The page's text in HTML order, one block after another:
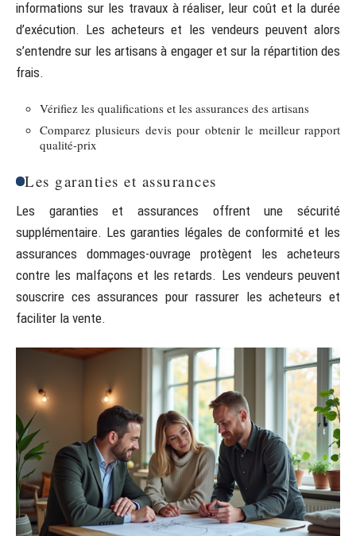
informations sur les travaux à réaliser, leur coût et la durée
d’exécution. Les acheteurs et les vendeurs peuvent alors
s’entendre sur les artisans à engager et sur la répartition des
frais.
Vérifiez les qualifications et les assurances des artisans
Comparez plusieurs devis pour obtenir le meilleur rapport
qualité-prix
Les garanties et assurances
Les garanties et assurances offrent une sécurité
supplémentaire. Les garanties légales de conformité et les
assurances dommages-ouvrage protègent les acheteurs
contre les malfaçons et les retards. Les vendeurs peuvent
souscrire ces assurances pour rassurer les acheteurs et
faciliter la vente.